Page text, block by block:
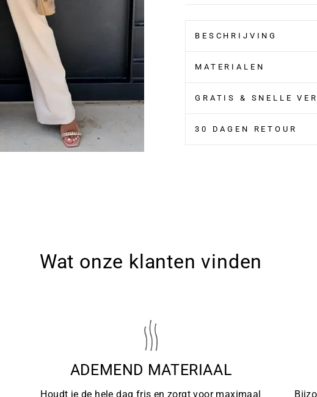
BESCHRIJVING
MATERIALEN
GRATIS & SNELLE
30 DAGEN RETOUR
Wat onze klanten vinden
ADEMEND MATERIAAL
Houdt je de hele dag fris en zorgt voor maximaal